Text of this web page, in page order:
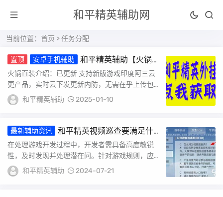
和平精英辅助网
当前位置： 首页 > 任务分配
置顶 安卓手机辅助
和平精英辅助【火锅直
装稳定版】支持新版本游戏 全图透视 开火
自瞄 人物加速大黑耗子
火锅直装介绍：已更新 支持新版游戏印度阿三云
更产品，实时云下发更新内防，无需在乎上传包的
时间支持最新版和平精英还是原来的味道 还是一
样的...
和平精英辅助 2025-01-10
最新辅助资讯
和平精英视频巡查要满足什
么条件_和平精英外挂巡查一般是什么时候
在处理游戏开发过程中，开发者需具备高度敏锐
性，及时发现并处理潜在问。针对游戏规则，应精
确把握并灵活调整，确保安全性与性。任务分配时
需精准...
和平精英辅助 2024-07-21